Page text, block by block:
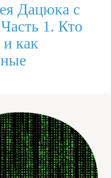
Дацюка с
1. Кто
как